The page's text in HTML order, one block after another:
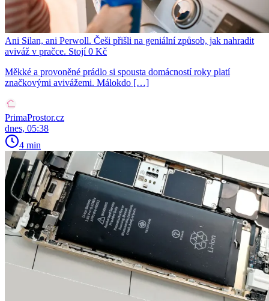
Ani Silan, ani Perwoll. Češi přišli na geniální způsob, jak nahradit
aviváž v pračce. Stojí 0 Kč
Měkké a provoněné prádlo si spousta domácností roky platí
značkovými avivážemi. Málokdo […]
PrimaProstor.cz
dnes, 05:38
4 min